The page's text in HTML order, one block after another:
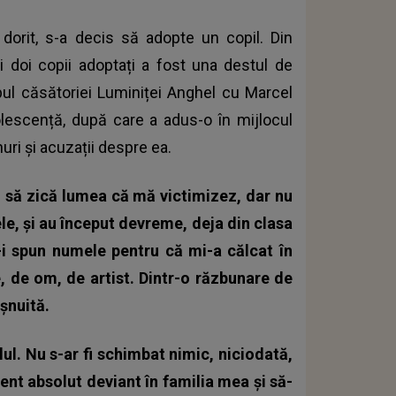
s-a decis să adopte un copil. Din
doi copii adoptați a fost una destul de
căsătoriei Luminiței Anghel cu Marcel
după care a adus-o în mijlocul
și acuzații despre ea.
zică lumea că mă victimizez, dar nu
și au început devreme, deja din clasa
spun numele pentru că mi-a călcat în
de om, de artist. Dintr-o răzbunare de
Nu s-ar fi schimbat nimic, niciodată,
absolut deviant în familia mea și să-